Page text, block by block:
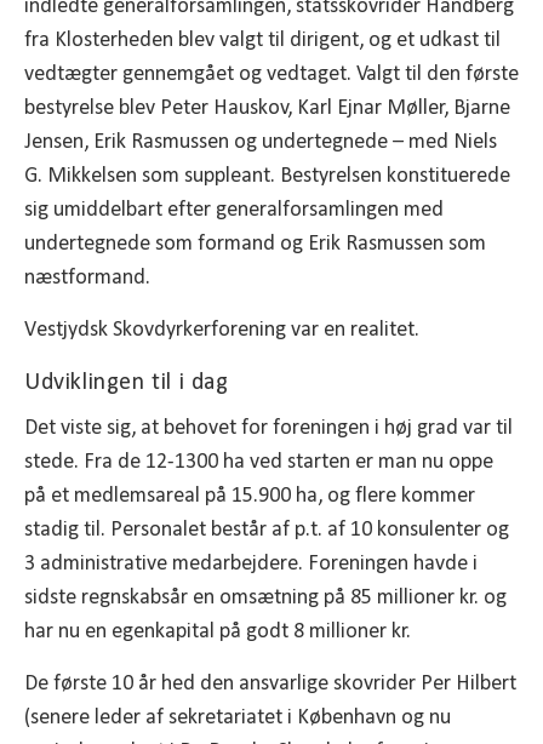
indledte generalforsamlingen, statsskovrider Handberg
fra Klosterheden blev valgt til dirigent, og et udkast til
vedtægter gennemgået og vedtaget. Valgt til den første
bestyrelse blev Peter Hauskov, Karl Ejnar Møller, Bjarne
Jensen, Erik Rasmussen og undertegnede – med Niels
G. Mikkelsen som suppleant. Bestyrelsen konstituerede
sig umiddelbart efter generalforsamlingen med
undertegnede som formand og Erik Rasmussen som
næstformand.
Vestjydsk Skovdyrkerforening var en realitet.
Udviklingen til i dag
Det viste sig, at behovet for foreningen i høj grad var til
stede. Fra de 12-1300 ha ved starten er man nu oppe
på et medlemsareal på 15.900 ha, og flere kommer
stadig til. Personalet består af p.t. af 10 konsulenter og
3 administrative medarbejdere. Foreningen havde i
sidste regnskabsår en omsætning på 85 millioner kr. og
har nu en egenkapital på godt 8 millioner kr.
De første 10 år hed den ansvarlige skovrider Per Hilbert
(senere leder af sekretariatet i København og nu